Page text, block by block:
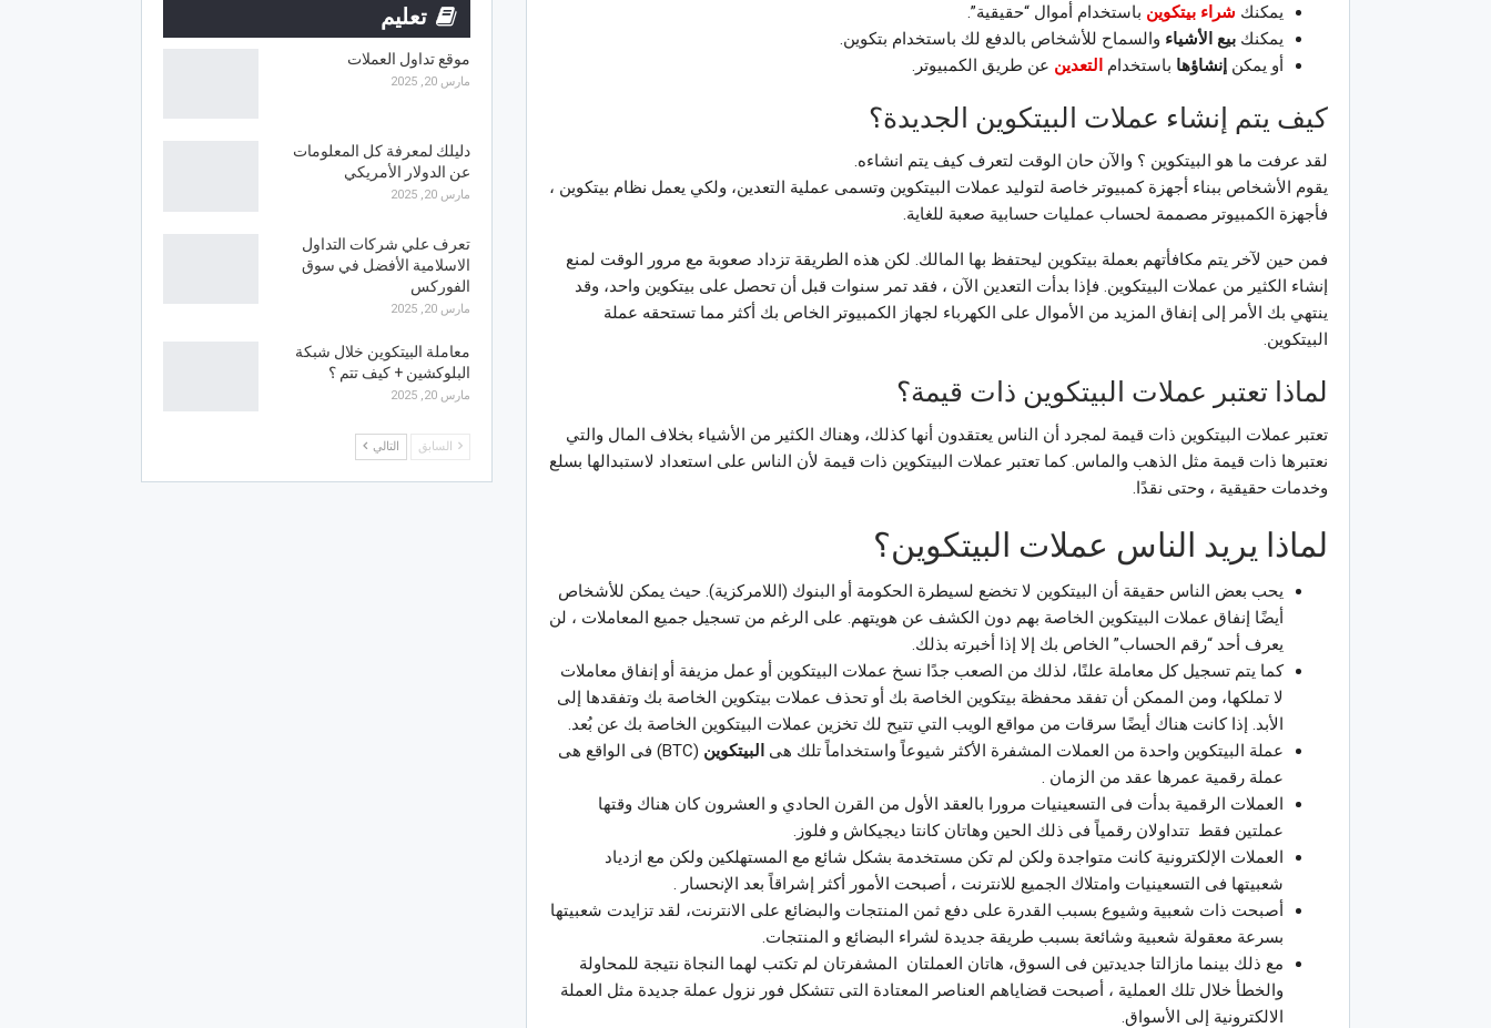
يمكنك شراء بيتكوين باستخدام أموال “حقيقية”.
يمكنك بيع الأشياء والسماح للأشخاص بالدفع لك باستخدام بتكوين.
أو يمكن إنشاؤها باستخدام التعدين عن طريق الكمبيوتر.
كيف يتم إنشاء عملات البيتكوين الجديدة؟
لقد عرفت ما هو البيتكوين ؟ والآن حان الوقت لتعرف كيف يتم انشاءه.
يقوم الأشخاص ببناء أجهزة كمبيوتر خاصة لتوليد عملات البيتكوين وتسمى عملية التعدين، ولكي يعمل نظام بيتكوين ،
فأجهزة الكمبيوتر مصممة لحساب عمليات حسابية صعبة للغاية.
فمن حين لآخر يتم مكافأتهم بعملة بيتكوين ليحتفظ بها المالك. لكن هذه الطريقة تزداد صعوبة مع مرور الوقت لمنع
إنشاء الكثير من عملات البيتكوين. فإذا بدأت التعدين الآن ، فقد تمر سنوات قبل أن تحصل على بيتكوين واحد، وقد
ينتهي بك الأمر إلى إنفاق المزيد من الأموال على الكهرباء لجهاز الكمبيوتر الخاص بك أكثر مما تستحقه عملة
البيتكوين.
لماذا تعتبر عملات البيتكوين ذات قيمة؟
تعتبر عملات البيتكوين ذات قيمة لمجرد أن الناس يعتقدون أنها كذلك، وهناك الكثير من الأشياء بخلاف المال والتي
نعتبرها ذات قيمة مثل الذهب والماس. كما تعتبر عملات البيتكوين ذات قيمة لأن الناس على استعداد لاستبدالها بسلع
وخدمات حقيقية ، وحتى نقدًا.
لماذا يريد الناس عملات البيتكوين؟
يحب بعض الناس حقيقة أن البيتكوين لا تخضع لسيطرة الحكومة أو البنوك (اللامركزية). حيث يمكن للأشخاص
أيضًا إنفاق عملات البيتكوين الخاصة بهم دون الكشف عن هويتهم. على الرغم من تسجيل جميع المعاملات ، لن
يعرف أحد “رقم الحساب” الخاص بك إلا إذا أخبرته بذلك.
كما يتم تسجيل كل معاملة علنًا، لذلك من الصعب جدًا نسخ عملات البيتكوين أو عمل مزيفة أو إنفاق معاملات
لا تملكها، ومن الممكن أن تفقد محفظة بيتكوين الخاصة بك أو تحذف عملات بيتكوين الخاصة بك وتفقدها إلى
الأبد. إذا كانت هناك أيضًا سرقات من مواقع الويب التي تتيح لك تخزين عملات البيتكوين الخاصة بك عن بُعد.
عملة البيتكوين واحدة من العملات المشفرة الأكثر شيوعاً واستخداماً تلك هى البيتكوين
(BTC) فى الواقع هى
عملة رقمية عمرها عقد من الزمان .
العملات الرقمية بدأت فى التسعينيات مرورا بالعقد الأول من القرن الحادي و العشرون كان هناك وقتها
عملتين فقط تتداولان رقمياً فى ذلك الحين وهاتان كانتا ديجيكاش و فلوز.
العملات الإلكترونية كانت متواجدة ولكن لم تكن مستخدمة بشكل شائع مع المستهلكين ولكن مع ازدياد
شعبيتها فى التسعينيات وامتلاك الجميع للانترنت ، أصبحت الأمور أكثر إشراقاً بعد الإنحسار .
أصبحت ذات شعبية وشيوع بسبب القدرة على دفع ثمن المنتجات والبضائع على الانترنت، لقد تزايدت شعبيتها
بسرعة معقولة شعبية وشائعة بسبب طريقة جديدة لشراء البضائع و المنتجات.
مع ذلك بينما مازالتا جديدتين فى السوق، هاتان العملتان المشفرتان لم تكتب لهما النجاة نتيجة للمحاولة
والخطأ خلال تلك العملية ، أصبحت قضاياهم العناصر المعتادة التى تتشكل فور نزول عملة جديدة مثل العملة
الالكترونية إلى الأسواق.
تعليم
موقع تداول العملات
مارس 20, 2025
دليلك لمعرفة كل المعلومات
عن الدولار الأمريكي
مارس 20, 2025
تعرف علي شركات التداول
الاسلامية الأفضل في سوق
الفوركس
مارس 20, 2025
معاملة البيتكوين خلال شبكة
البلوكشين + كيف تتم ؟
مارس 20, 2025
السابق التالي